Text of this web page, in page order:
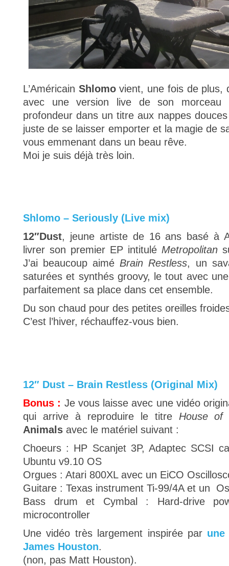
L’Américain Shlomovient, une fois de plus,
avec une version live de son morceau
profondeur dans un titre aux nappes
juste de se laisser emporter et la magie de
vous emmenant dans un beau rêve.
Moi je suis déjà très loin.
Shlomo – Seriously (Live mix)
12″Dust, jeune artiste de 16 ans basé à
livrer son premier EP intitulé Metropolitan
J’ai beaucoup aimé Brain Restless, un
saturées et synthés groovy, le tout avec
parfaitement sa place dans cet ensemble.
Du son chaud pour des petites oreilles
C’est l’hiver, réchauffez-vous bien.
12″ Dust – Brain Restless (Original Mix)
Bonus : Je vous laisse avec une vidéo
qui arrive à reproduire le titre House of
Animals avec le matériel suivant :
Choeurs : HP Scanjet 3P, Adaptec SCSI
Ubuntu v9.10 OS
Orgues : Atari 800XL avec un EiCO
Guitare : Texas instrument Ti-99/4A et un
Bass drum et Cymbal : Hard-drive
microcontroller
Une vidéo très largement inspirée par une
James Houston.
(non, pas Matt Houston).